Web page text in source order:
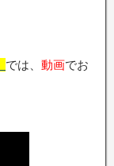
では、 動画でお